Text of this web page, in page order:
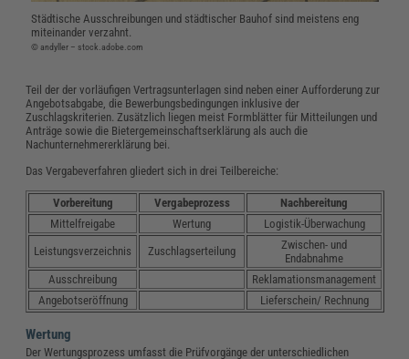
Städtische Ausschreibungen und städtischer Bauhof sind meistens eng
miteinander verzahnt.
© andyller – stock.adobe.com
Teil der der vorläufigen Vertragsunterlagen sind neben einer Aufforderung zur
Angebotsabgabe, die Bewerbungsbedingungen inklusive der
Zuschlagskriterien. Zusätzlich liegen meist Formblätter für Mitteilungen und
Anträge sowie die Bietergemeinschaftserklärung als auch die
Nachunternehmererklärung bei.
Das Vergabeverfahren gliedert sich in drei Teilbereiche:
Vorbereitung Vergabeprozess
Nachbereitung
Mittelfreigabe
Wertung
Logistik-Überwachung
Leistungsverzeichnis
Zuschlagserteilung
Zwischen- und
Endabnahme
Ausschreibung
Reklamationsmanagement
Angebotseröffnung
Lieferschein/ Rechnung
Wertung
Der Wertungsprozess umfasst die Prüfvorgänge der unterschiedlichen